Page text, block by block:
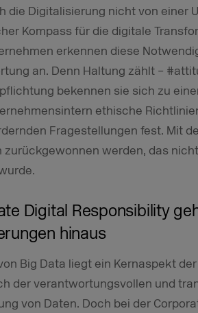
die Digitalisierung nicht von einer
Kompass für die digitale
erkennen diese
an. Denn Haltung zählt –
bekennen sie sich zu
ethische
Fragestellungen fest. Mit
zurückgewonnen werden, das
Digital Responsibility
hinaus
Big Data liegt ein Kernaspekt
der verantwortungsvollen und
von Daten. Doch bei der